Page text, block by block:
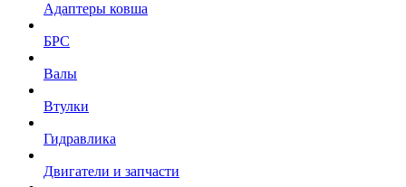
Адаптеры ковша
БРС
Валы
Втулки
Гидравлика
Двигатели и запчасти